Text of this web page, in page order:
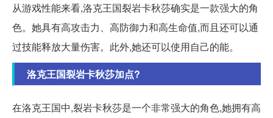
从游戏性能来看,洛克王国裂岩卡秋莎确实是一款强大的角
色。她具有高攻击力、高防御力和高生命值,而且还可以通
过技能释放大量伤害。此外,她还可以使用自己的能。
洛克王国裂岩卡秋莎加点?
在洛克王国中,裂岩卡秋莎是一个非常强大的角色,她拥有高